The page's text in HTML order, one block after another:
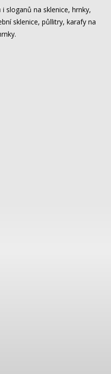
sloganů na sklenice, hrnky,
sklenice, půllitry, karafy na